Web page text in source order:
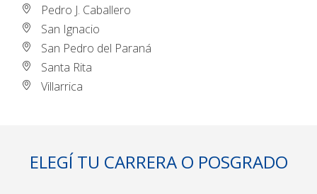
Pedro J. Caballero
San Ignacio
San Pedro del Paraná
Santa Rita
Villarrica
ELEGÍ TU CARRERA O POSGRADO